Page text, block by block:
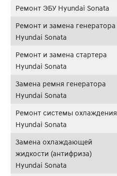
Ремонт ЭБУ Hyundai Sonata
Ремонт и замена генератора
Hyundai Sonata
Ремонт и замена стартера
Hyundai Sonata
Замена ремня генератора
Hyundai Sonata
Ремонт системы охлаждения
Hyundai Sonata
Замена охлаждающей
жидкости (антифриза)
Hyundai Sonata